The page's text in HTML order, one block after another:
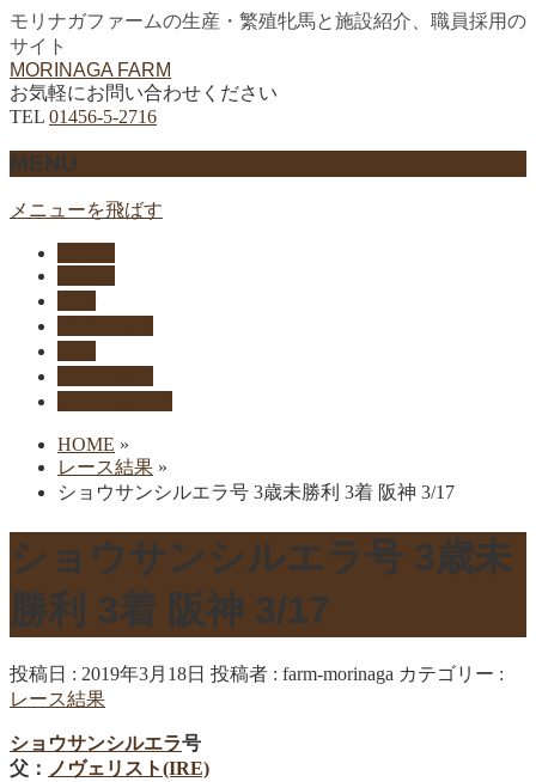
モリナガファームの生産・繁殖牝馬と施設紹介、職員採用の
サイト
MORINAGA FARM
お気軽にお問い合わせください
TEL 01456-5-2716
MENU
メニューを飛ばす
HOME »
レース結果 »
ショウサンシルエラ号 3歳未勝利 3着 阪神 3/17
ショウサンシルエラ号 3歳未
勝利 3着 阪神 3/17
投稿日 : 2019年3月18日 投稿者 : farm-morinaga カテゴリー :
レース結果
ショウサンシルエラ号
父： ノヴェリスト(IRE)